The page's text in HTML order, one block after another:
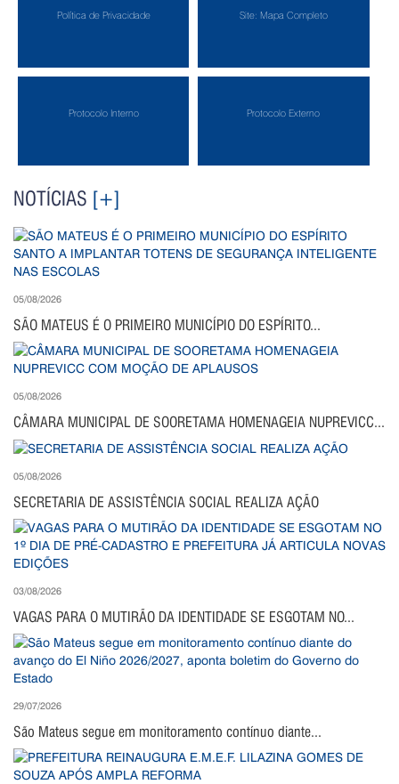
Política de Privacidade Site: Mapa Completo
Protocolo Interno Protocolo Externo
NOTÍCIAS [+]
05/08/2026
SÃO MATEUS É O PRIMEIRO MUNICÍPIO DO ESPÍRITO...
05/08/2026
CÂMARA MUNICIPAL DE SOORETAMA HOMENAGEIA NUPREVICC...
05/08/2026
SECRETARIA DE ASSISTÊNCIA SOCIAL REALIZA AÇÃO
03/08/2026
VAGAS PARA O MUTIRÃO DA IDENTIDADE SE ESGOTAM NO...
29/07/2026
São Mateus segue em monitoramento contínuo diante...